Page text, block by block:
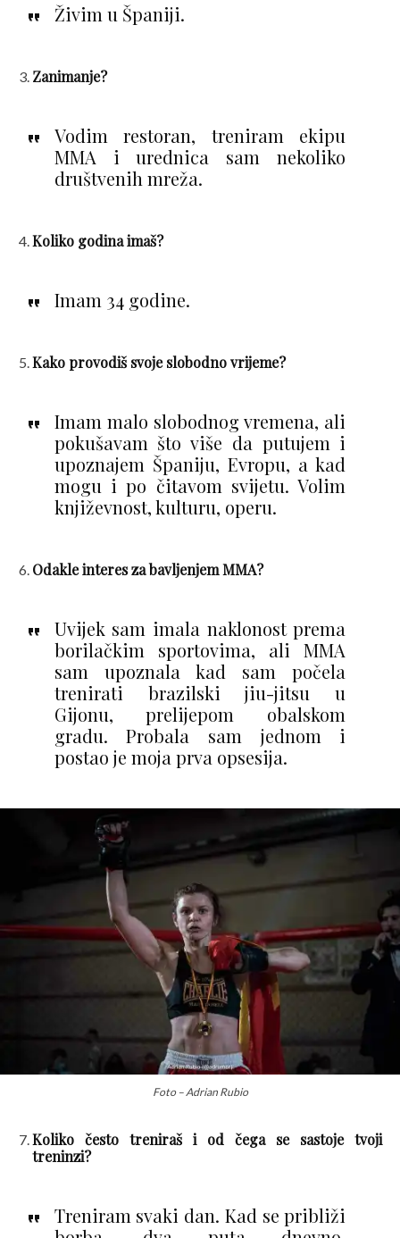
Živim u Španiji.
Zanimanje?
Vodim restoran, treniram ekipu
MMA i urednica sam nekoliko
društvenih mreža.
Koliko godina imaš?
Imam 34 godine.
Kako provodiš svoje slobodno vrijeme?
Imam malo slobodnog vremena, ali
pokušavam što više da putujem i
upoznajem Španiju, Evropu, a kad
mogu i po čitavom svijetu. Volim
književnost, kulturu, operu.
Odakle interes za bavljenjem MMA?
Uvijek sam imala naklonost prema
borilačkim sportovima, ali MMA
sam upoznala kad sam počela
trenirati brazilski jiu-jitsu u
Gijonu, prelijepom obalskom
gradu. Probala sam jednom i
postao je moja prva opsesija.
Foto – Adrian Rubio
Koliko često treniraš i od čega se sastoje tvoji
treninzi?
Treniram svaki dan. Kad se približi